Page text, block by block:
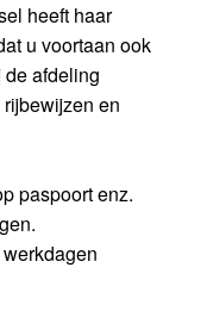
heeft haar
u voortaan ook
afdeling
en
paspoort enz.